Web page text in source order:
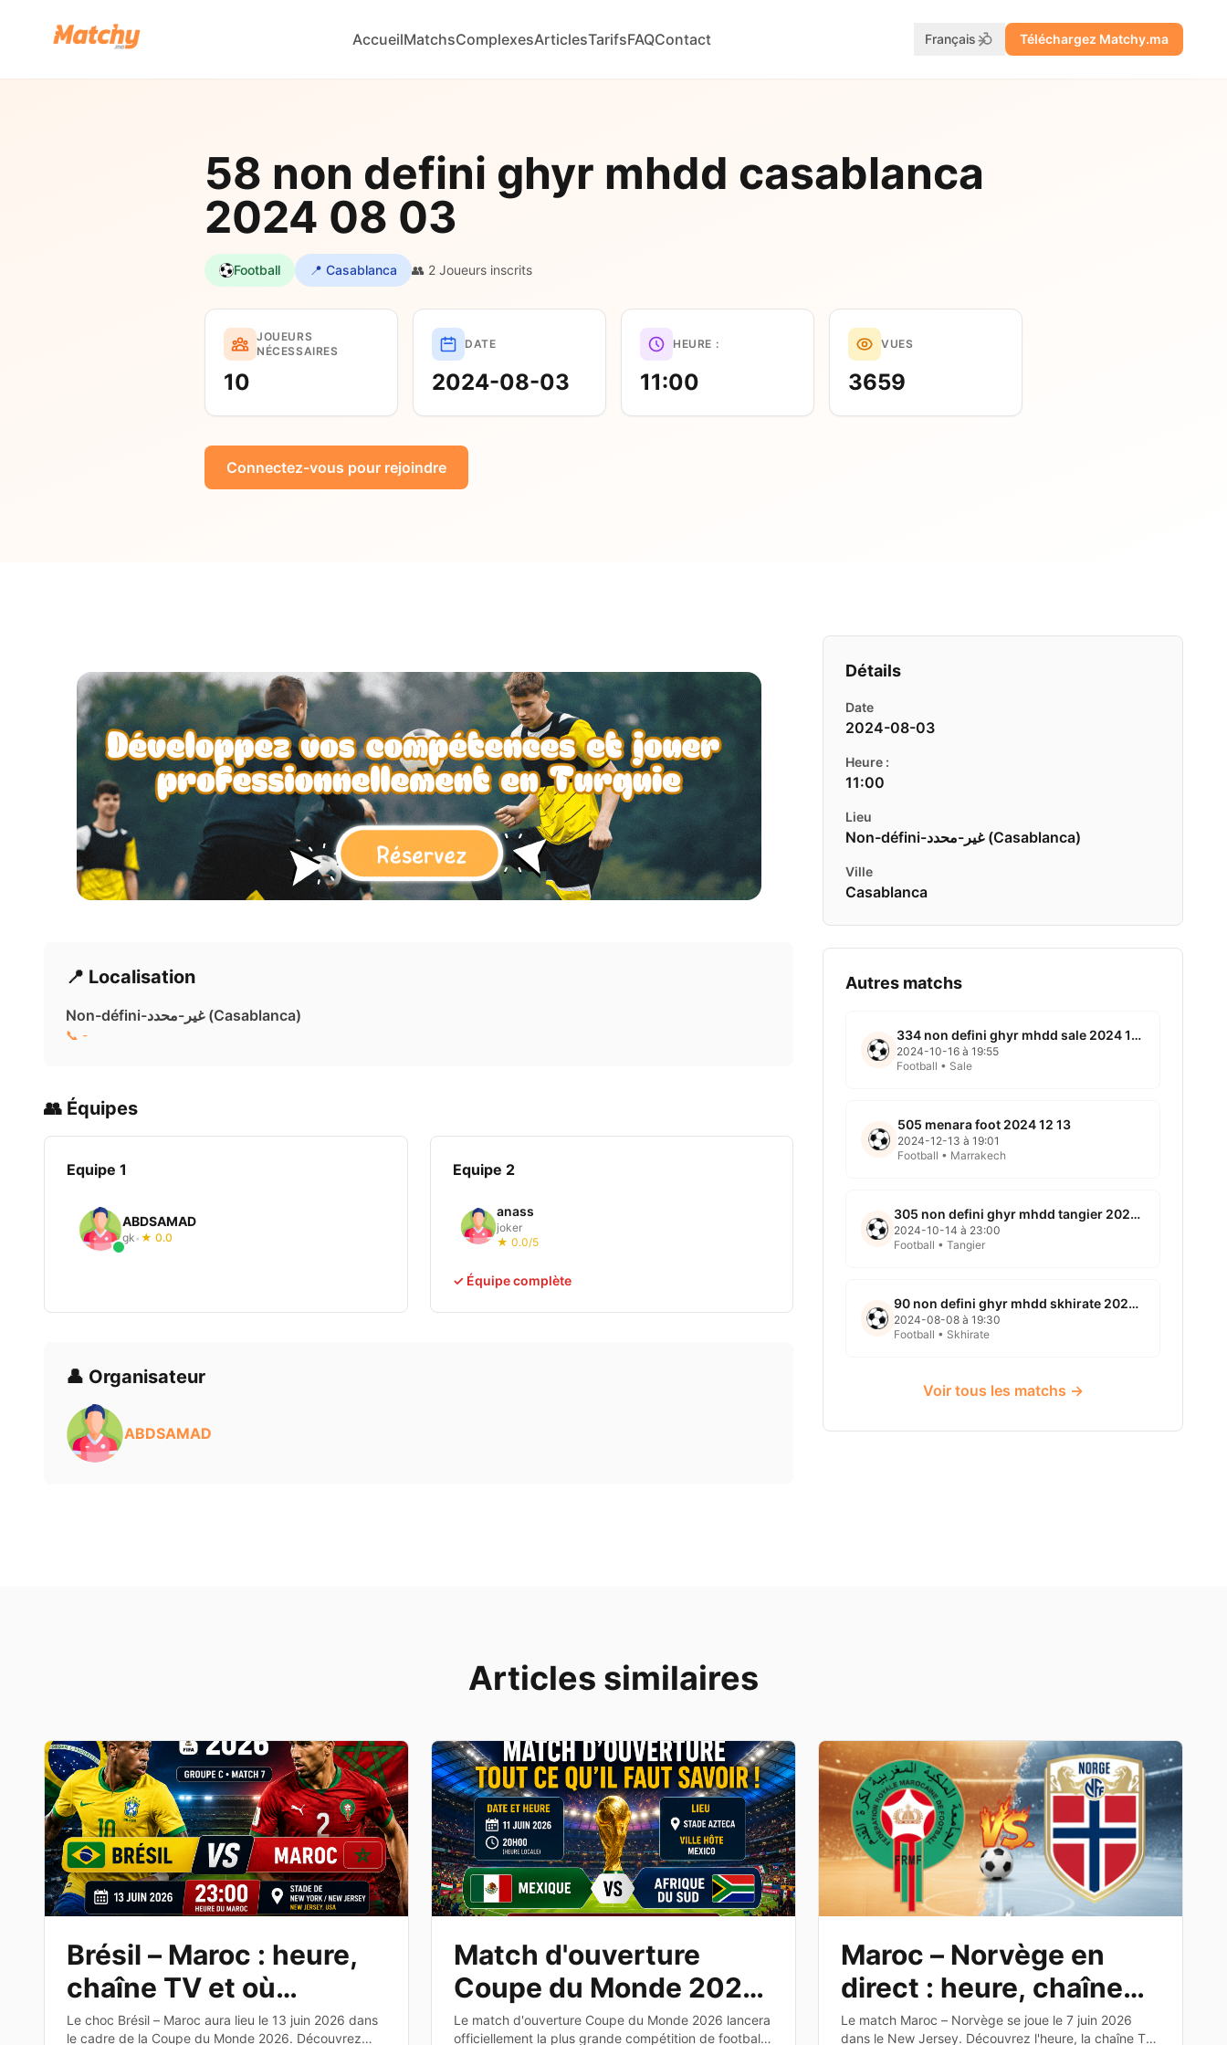
AccueilMatchsComplexesArticlesTarifsFAQContact Français Téléchargez Matchy.ma
58 non defini ghyr mhdd casablanca
2024 08 03
Football 📍 Casablanca 👥 2 Joueurs inscrits
JOUEURS
NÉCESSAIRES
10
DATE
2024-08-03
HEURE :
11:00
VUES
3659
Connectez-vous pour rejoindre
📍 Localisation
Non-défini-غير-محدد ( Casablanca)
📞 -
👥 Équipes
Equipe 1
ABDSAMAD
gk• ★ 0.0
Equipe 2
anass
joker
★ 0.0/5
✓ Équipe complète
👤 Organisateur
ABDSAMAD
Détails
Date
2024-08-03
Heure :
11:00
Lieu
Non-défini-غير-محدد ( Casablanca)
Ville
Casablanca
Autres matchs
334 non defini ghyr mhdd sale 2024 10 16
2024-10-16 à 19:55
Football • Sale
505 menara foot 2024 12 13
2024-12-13 à 19:01
Football • Marrakech
305 non defini ghyr mhdd tangier 2024 10 14
2024-10-14 à 23:00
Football • Tangier
90 non defini ghyr mhdd skhirate 2024 08 08
2024-08-08 à 19:30
Football • Skhirate
Voir tous les matchs →
Articles similaires
Brésil – Maroc : heure,
chaîne TV et où
regarder le match de la
Le choc Brésil – Maroc aura lieu le 13 juin 2026 dans
le cadre de la Coupe du Monde 2026. Découvrez
Match d'ouverture
Coupe du Monde 2026
: date, heure et
Le match d'ouverture Coupe du Monde 2026 lancera
officiellement la plus grande compétition de football
Maroc – Norvège en
direct : heure, chaîne
TV et dernier test avant
Le match Maroc – Norvège se joue le 7 juin 2026
dans le New Jersey. Découvrez l'heure, la chaîne TV,